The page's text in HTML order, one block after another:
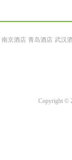
南京酒店 青岛酒店 武汉
Copyright ©